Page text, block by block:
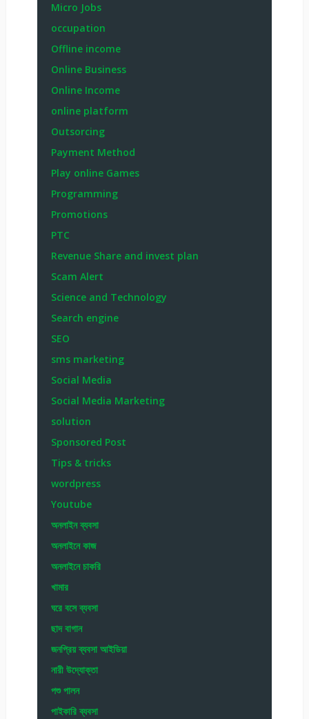
Micro Jobs
occupation
Offline income
Online Business
Online Income
online platform
Outsorcing
Payment Method
Play online Games
Programming
Promotions
PTC
Revenue Share and invest plan
Scam Alert
Science and Technology
Search engine
SEO
sms marketing
Social Media
Social Media Marketing
solution
Sponsored Post
Tips & tricks
wordpress
Youtube
অনলাইন ব্যবসা
অনলাইনে কাজ
অনলাইনে চাকরি
খামার
ঘরে বসে ব্যবসা
ছাদ বাগান
জনপ্রিয় ব্যবসা আইডিয়া
নারী উদ্যোক্তা
পশু পালন
পাইকারি ব্যবসা